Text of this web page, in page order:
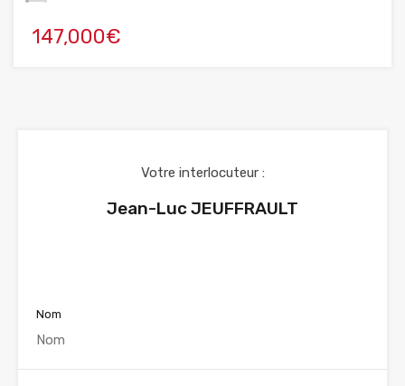
147,000€
Votre interlocuteur :
Jean-Luc JEUFFRAULT
Nom